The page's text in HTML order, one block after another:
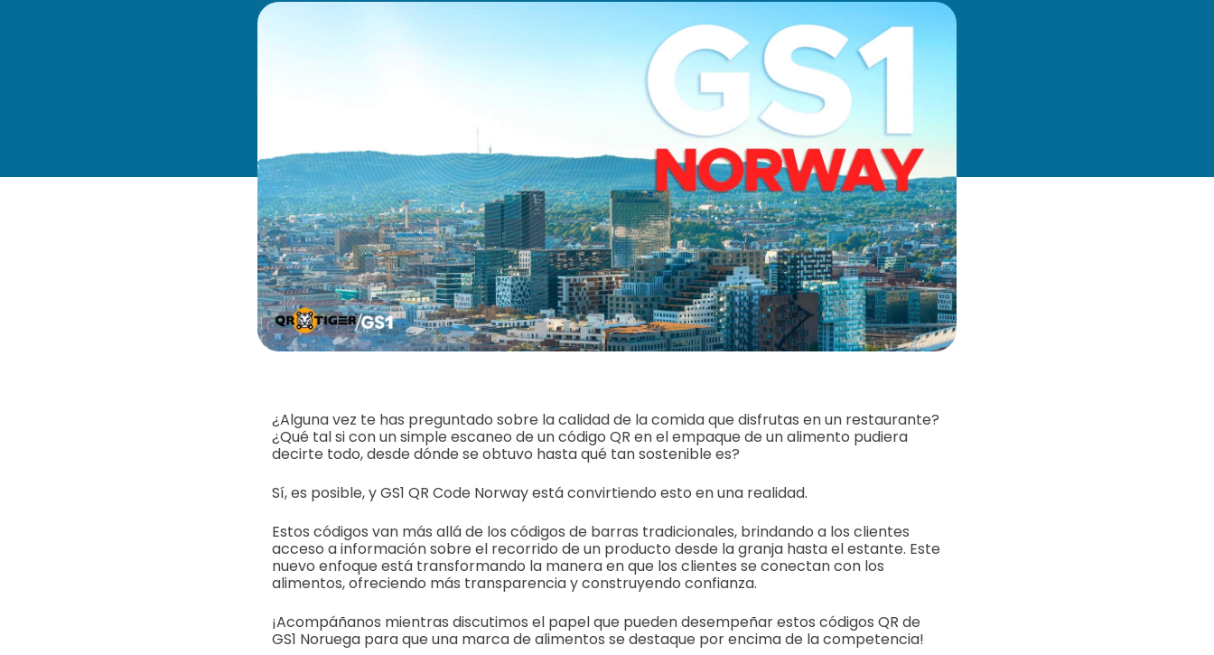
¿Alguna vez te has preguntado sobre la calidad de la comida que disfrutas en un restaurante?
¿Qué tal si con un simple escaneo de un código QR en el empaque de un alimento pudiera
decirte todo, desde dónde se obtuvo hasta qué tan sostenible es?
Sí, es posible, y GS1 QR Code Norway está convirtiendo esto en una realidad.
Estos códigos van más allá de los códigos de barras tradicionales, brindando a los clientes
acceso a información sobre el recorrido de un producto desde la granja hasta el estante. Este
nuevo enfoque está transformando la manera en que los clientes se conectan con los
alimentos, ofreciendo más transparencia y construyendo confianza.
¡Acompáñanos mientras discutimos el papel que pueden desempeñar estos códigos QR de
GS1 Noruega para que una marca de alimentos se destaque por encima de la competencia!